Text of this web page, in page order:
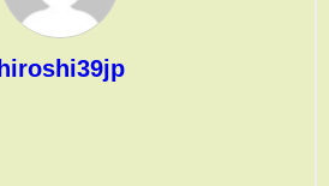
hiroshi39jp